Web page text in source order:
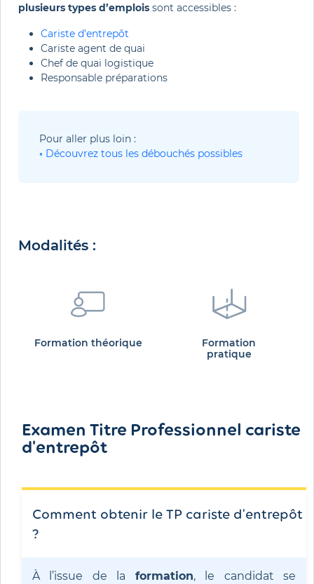
plusieurs types d’emplois sont accessibles :
Cariste d’entrepôt
Cariste agent de quai
Chef de quai logistique
Responsable préparations
Pour aller plus loin :
• Découvrez tous les débouchés possibles
Modalités :
Formation théorique
Formation
pratique
Examen Titre Professionnel cariste
d'entrepôt
Comment obtenir le TP cariste d'entrepôt
?
À l’issue de la formation, le candidat se